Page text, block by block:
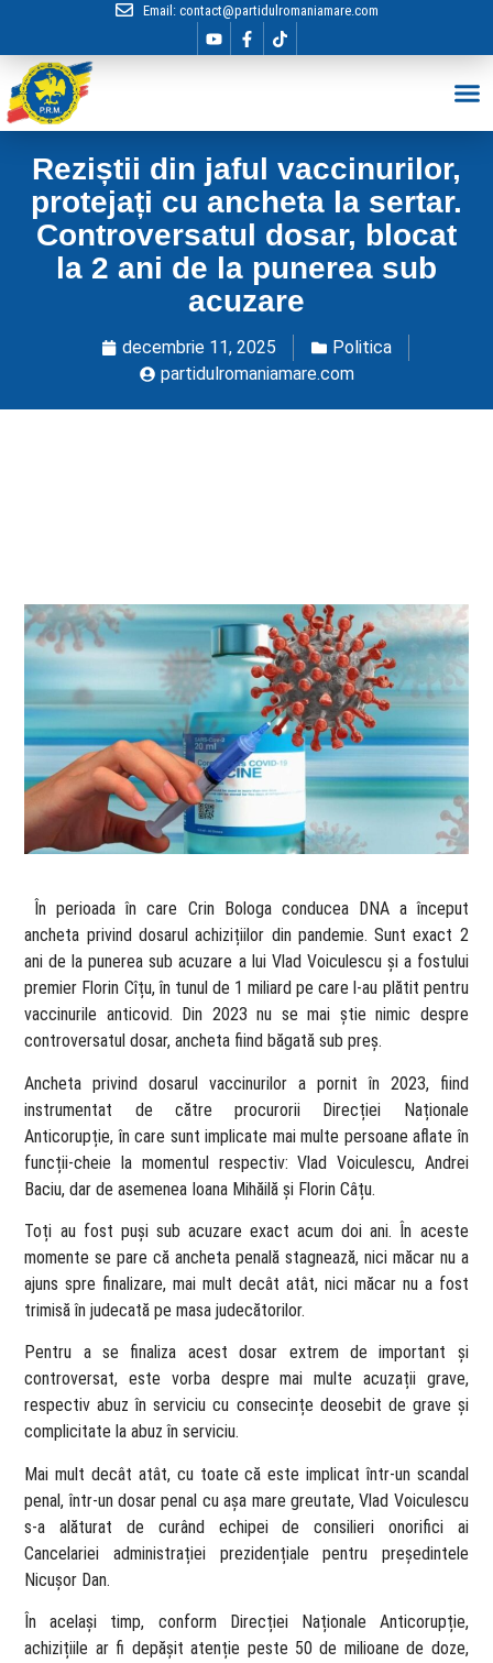
Email: contact@partidulromaniamare.com
Reziștii din jaful vaccinurilor,
protejați cu ancheta la sertar.
Controversatul dosar, blocat
la 2 ani de la punerea sub
acuzare
decembrie 11, 2025
Politica
partidulromaniamare.com
​ În perioada în care Crin Bologa conducea DNA a început
ancheta privind dosarul achizițiilor din pandemie. Sunt exact 2
ani de la punerea sub acuzare a lui Vlad Voiculescu și a fostului
premier Florin Cîțu, în tunul de 1 miliard pe care l-au plătit pentru
vaccinurile anticovid. Din 2023 nu se mai știe nimic despre
controversatul dosar, ancheta fiind băgată sub preș.
Ancheta privind dosarul vaccinurilor a pornit în 2023, fiind
instrumentat de către procurorii Direcției Naționale
Anticorupție, în care sunt implicate mai multe persoane aflate în
funcții-cheie la momentul respectiv: Vlad Voiculescu, Andrei
Baciu, dar de asemenea Ioana Mihăilă și Florin Câțu.
Toți au fost puși sub acuzare exact acum doi ani. În aceste
momente se pare că ancheta penală stagnează, nici măcar nu a
ajuns spre finalizare, mai mult decât atât, nici măcar nu a fost
trimisă în judecată pe masa judecătorilor.
Pentru a se finaliza acest dosar extrem de important și
controversat, este vorba despre mai multe acuzații grave,
respectiv abuz în serviciu cu consecințe deosebit de grave și
complicitate la abuz în serviciu.
Mai mult decât atât, cu toate că este implicat într-un scandal
penal, într-un dosar penal cu așa mare greutate, Vlad Voiculescu
s-a alăturat de curând echipei de consilieri onorifici ai
Cancelariei administrației prezidențiale pentru președintele
Nicușor Dan.
În același timp, conform Direcției Naționale Anticorupție,
achizițiile ar fi depășit atenție peste 50 de milioane de doze,